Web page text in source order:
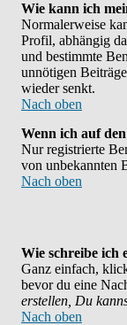
Wie kann ich
Normalerweise
Profil, abhängig
und bestimmte
unnötigen
wieder senkt.
Nach oben
Wenn ich auf
Nur registrierte
von unbekannten
Nach oben
Wie schreibe ich
Ganz einfach,
bevor du eine
erstellen, Du
Nach oben